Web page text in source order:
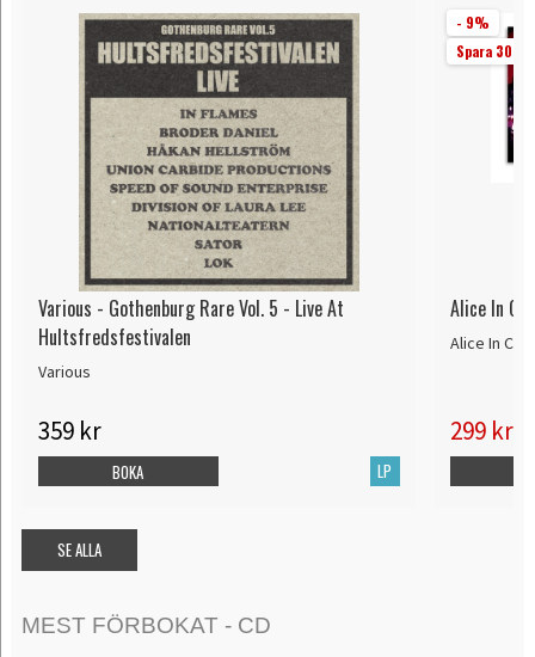
Various - Gothenburg Rare Vol. 5 - Live At
Hultsfredsfestivalen
Various
359 kr
LP
BOKA
- 9%
Spara 30 kr
Alice In
Alice In
299 kr
SE ALLA
MEST FÖRBOKAT - CD